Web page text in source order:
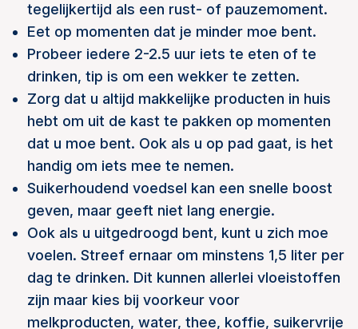
tegelijkertijd als een rust- of pauzemoment.
Eet op momenten dat je minder moe bent.
Probeer iedere 2-2.5 uur iets te eten of te
drinken, tip is om een wekker te zetten.
Zorg dat u altijd makkelijke producten in huis
hebt om uit de kast te pakken op momenten
dat u moe bent. Ook als u op pad gaat, is het
handig om iets mee te nemen.
Suikerhoudend voedsel kan een snelle boost
geven, maar geeft niet lang energie.
Ook als u uitgedroogd bent, kunt u zich moe
voelen. Streef ernaar om minstens 1,5 liter per
dag te drinken. Dit kunnen allerlei vloeistoffen
zijn maar kies bij voorkeur voor
melkproducten, water, thee, koffie, suikervrije